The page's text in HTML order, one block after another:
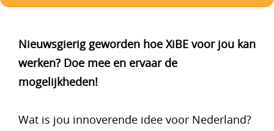
Nieuwsgierig geworden hoe XiBE voor jou kan
werken? Doe mee en ervaar de
mogelijkheden!
Wat is jou innoverende idee voor Nederland?